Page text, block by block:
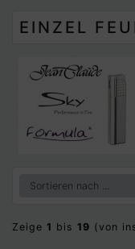
EINZEL
Zeige 1 bis 19 (von